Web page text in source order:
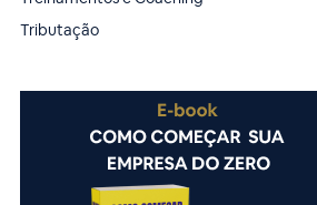
Tributação